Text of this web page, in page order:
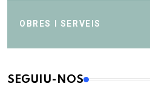
OBRES I SERVEIS
SEGUIU-NOS